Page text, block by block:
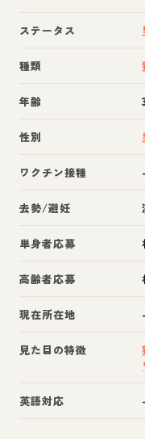
ステータス
種類
年齢
性別
ワクチン接種
去勢/避妊
単身者応募
高齢者応募
現在所在地
見た目の特徴
英語対応